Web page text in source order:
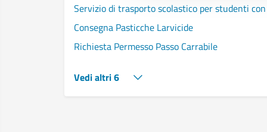
Servizio di trasporto scolastico per studenti
Consegna Pasticche Larvicide
Richiesta Permesso Passo Carrabile
Vedi altri 6